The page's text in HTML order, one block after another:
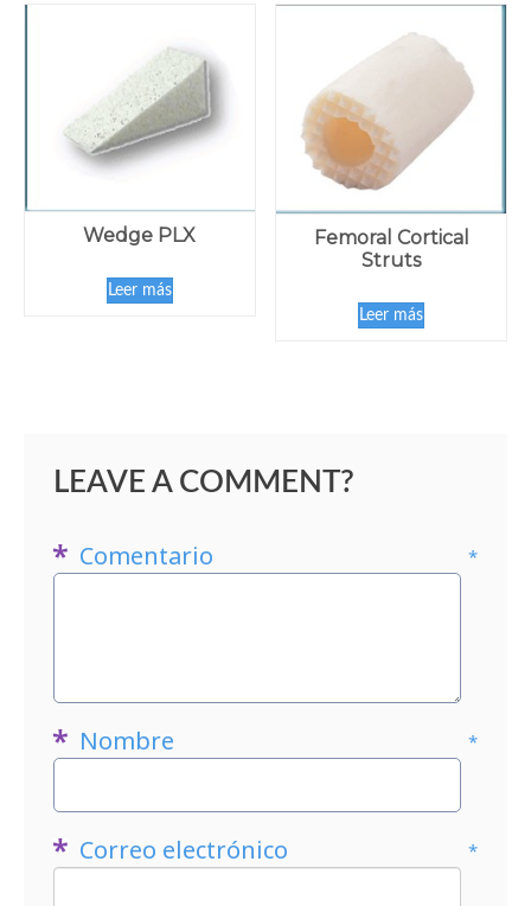
Wedge PLX
Leer más
Femoral Cortical
Struts
Leer más
LEAVE A COMMENT?
Comentario *
Nombre *
Correo electrónico *